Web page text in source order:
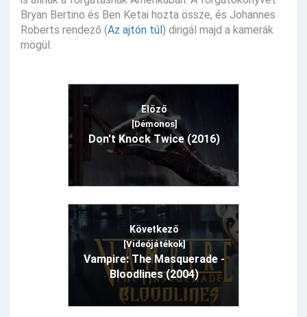
Bryan Bertino és Ben Ketai hozta össze, és Johannes
Roberts rendező (Az ajtón túl) dirigál majd a kamerák
mögül.
Előző
[Démonos]
Don't Knock Twice (2016)
Következő
[Videójátékok]
Vampire: The Masquerade -
Bloodlines (2004)